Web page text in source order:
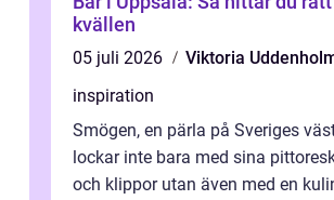
kvällen
05 juli 2026
Viktoria
inspiration
Smögen, en pärla på Sveriges
lockar inte bara med sina
och klippor utan även med en